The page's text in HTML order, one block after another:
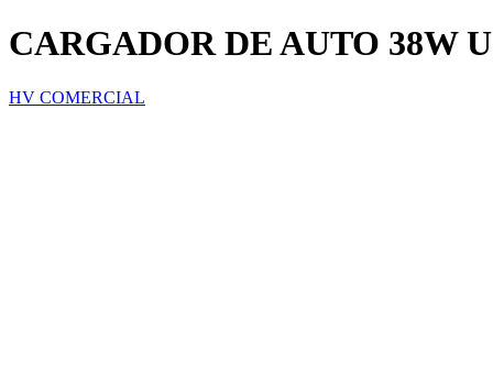
CARGADOR DE AUTO 38W
HV COMERCIAL